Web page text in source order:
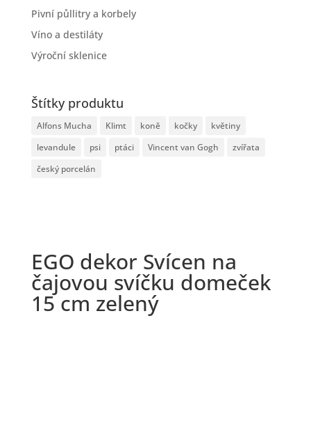
Pivní půllitry a korbely
Víno a destiláty
Výroční sklenice
Štítky produktu
Alfons Mucha Klimt koně kočky
květiny
levandule
psi ptáci Vincent van Gogh
zvířata
český porcelán
EGO dekor Svícen na
čajovou svíčku domeček
15 cm zelený